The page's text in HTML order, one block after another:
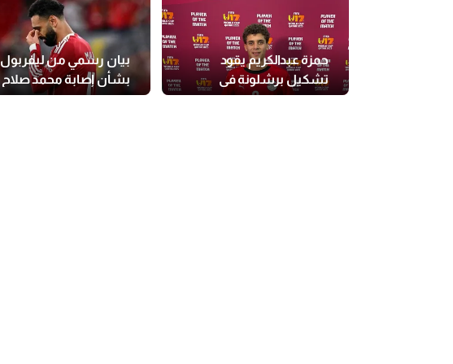
حمزة عبدالكريم يقود
تشكيل برشلونة في
الدوري الإسباني للشباب
بيان رسمي من ليفربول
بشأن إصابة محمد صلاح